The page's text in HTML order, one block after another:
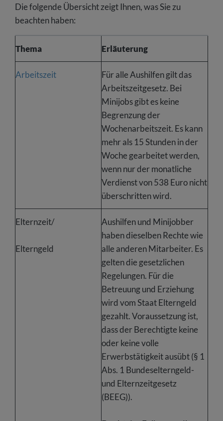
Die folgende Übersicht zeigt Ihnen, was Sie zu
beachten haben:
Thema Erläuterung
Arbeitszeit
Für alle Aushilfen gilt das
Arbeitszeitgesetz. Bei
Minijobs gibt es keine
Begrenzung der
Wochenarbeitszeit. Es kann
mehr als 15 Stunden in der
Woche gearbeitet werden,
wenn nur der monatliche
Verdienst von 538 Euro nicht
überschritten wird.
Elternzeit/
Elterngeld
Aushilfen und Minijobber
haben dieselben Rechte wie
alle anderen Mitarbeiter. Es
gelten die gesetzlichen
Regelungen. Für die
Betreuung und Erziehung
wird vom Staat Elterngeld
gezahlt. Voraussetzung ist,
dass der Berechtigte keine
oder keine volle
Erwerbstätigkeit ausübt (§ 1
Abs. 1 Bundeselterngeld-
und Elternzeitgesetz
(BEEG)).